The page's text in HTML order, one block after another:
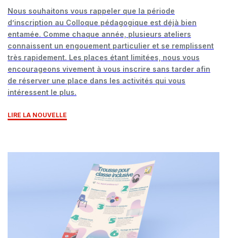
Nous souhaitons vous rappeler que la période
d’inscription au Colloque pédagogique est déjà bien
entamée. Comme chaque année, plusieurs ateliers
connaissent un engouement particulier et se remplissent
très rapidement. Les places étant limitées, nous vous
encourageons vivement à vous inscrire sans tarder afin
de réserver une place dans les activités qui vous
intéressent le plus.
LIRE LA NOUVELLE